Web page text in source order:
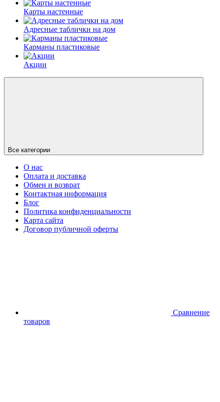
Карты настенные
Адресные таблички на дом
Карманы пластиковые
Акции
Все категории
О нас
Оплата и доставка
Обмен и возврат
Контактная информация
Блог
Политика конфиденциальности
Карта сайта
Договор публичной оферты
Сравнение
товаров